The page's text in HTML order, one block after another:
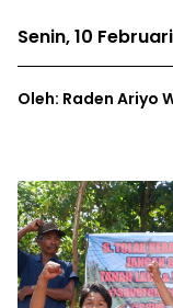
Senin, 10
Oleh: Raden Ariyo